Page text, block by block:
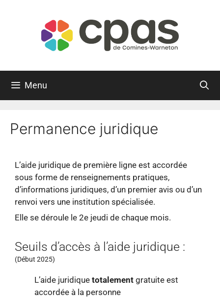
Menu
Permanence juridique
L’aide juridique de première ligne est accordée
sous forme de renseignements pratiques,
d’informations juridiques, d’un premier avis ou d’un
renvoi vers une institution spécialisée.
Elle se déroule le 2e jeudi de chaque mois.
Seuils d’accès à l’aide juridique :
(Début 2025)
L’aide juridique totalement gratuite est
accordée à la personne